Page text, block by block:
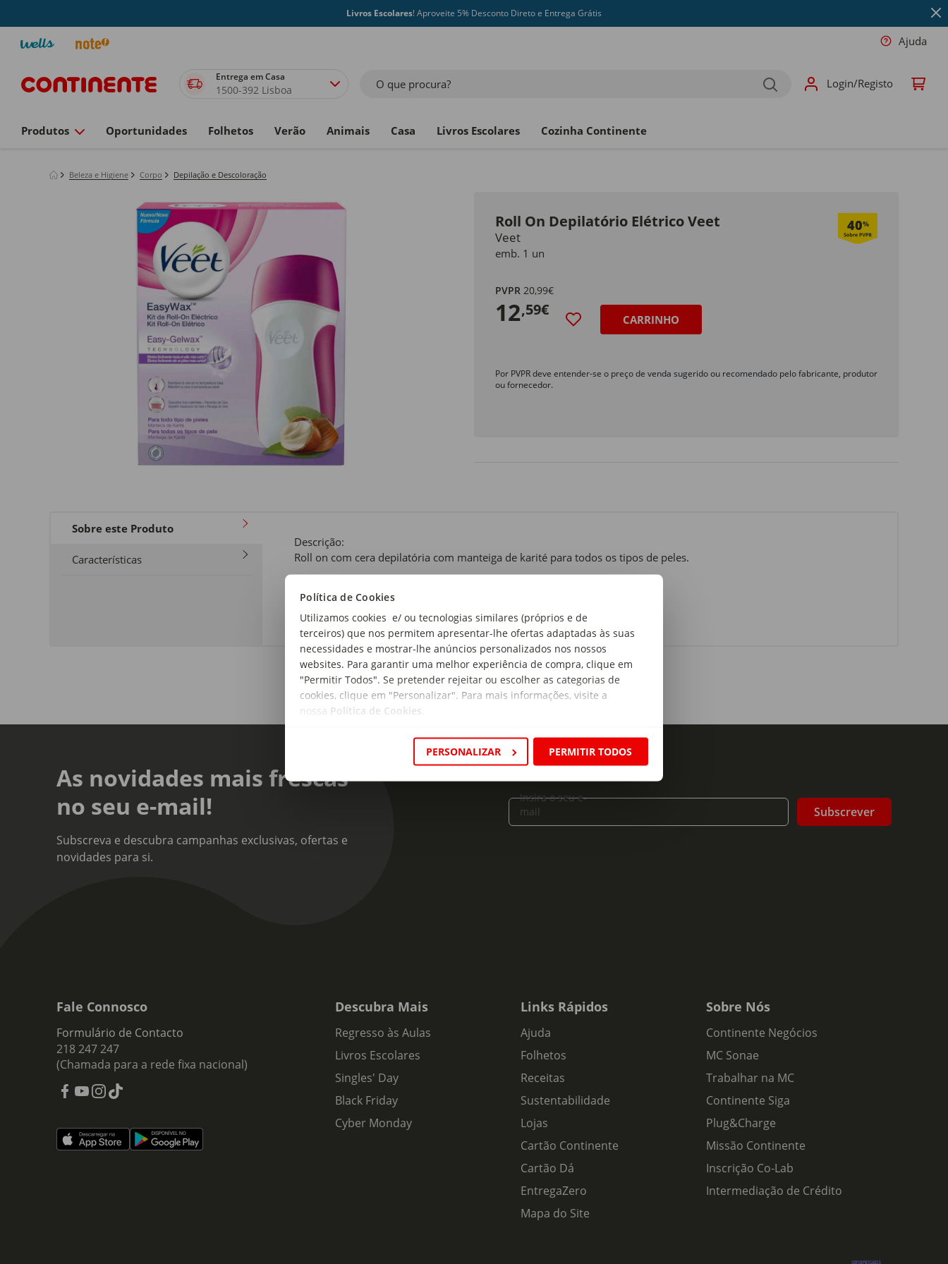
Política de Cookies
Utilizamos cookies e/ ou tecnologias similares (próprios e de
terceiros) que nos permitem apresentar-lhe ofertas adaptadas às suas
necessidades e mostrar-lhe anúncios personalizados nos nossos
websites. Para garantir uma melhor experiência de compra, clique em
"Permitir Todos". Se pretender rejeitar ou escolher as categorias de
cookies, clique em "Personalizar". Para mais informações, visite a
nossa Política de Cookies
PERSONALIZAR PERMITIR TODOS
Livros Escolares! Aproveite 5% Desconto Direto e Entrega Grátis
Ajuda
Entrega em Casa
1500-392 Lisboa O que procura? Login/Registo
Produtos Oportunidades Folhetos Verão Animais Casa Livros Escolares Cozinha Continente
Beleza e Higiene Corpo Depilação e Descoloração
Roll On Depilatório Elétrico Veet 40%
Veet
emb. 1 un
PVPR 20,99€
12,59€
CARRINHO
Por PVPR deve entender-se o preço de venda sugerido ou recomendado pelo fabricante, produtor
ou fornecedor.
Sobre este Produto
Características
Descrição:
Roll on com cera depilatória com manteiga de karité para todos os tipos de peles.
Cera
As novidades mais frescas
no seu e-mail!
Subscreva e descubra campanhas exclusivas, ofertas e
novidades para si.
Insira o seu e-
mail
Subscrever
Fale Connosco
Formulário de Contacto
218 247 247
(Chamada para a rede fixa nacional)
Descubra Mais
Regresso às Aulas
Livros Escolares
Singles' Day
Black Friday
Cyber Monday
Links Rápidos
Ajuda
Folhetos
Receitas
Sustentabilidade
Lojas
Cartão Continente
Cartão Dá
EntregaZero
Mapa do Site
Sobre Nós
Continente Negócios
MC Sonae
Trabalhar na MC
Continente Siga
Plug&Charge
Missão Continente
Inscrição Co-Lab
Intermediação de Crédito